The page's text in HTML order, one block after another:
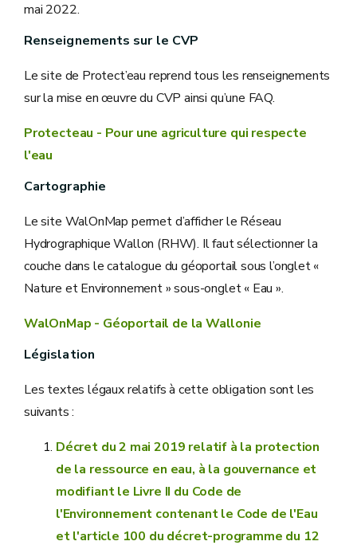
mai 2022.
Renseignements sur le CVP
Le site de Protect’eau reprend tous les renseignements
sur la mise en œuvre du CVP ainsi qu’une FAQ.
Protecteau - Pour une agriculture qui respecte
l'eau
Cartographie
Le site WalOnMap permet d’afficher le Réseau
Hydrographique Wallon (RHW). Il faut sélectionner la
couche dans le catalogue du géoportail sous l’onglet «
Nature et Environnement » sous-onglet « Eau ».
WalOnMap - Géoportail de la Wallonie
Législation
Les textes légaux relatifs à cette obligation sont les
suivants :
Décret du 2 mai 2019 relatif à la protection
de la ressource en eau, à la gouvernance et
modifiant le Livre II du Code de
l'Environnement contenant le Code de l'Eau
et l'article 100 du décret-programme du 12